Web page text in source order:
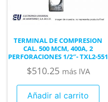
TERMINAL DE COMPRESION
CAL. 500 MCM, 400A, 2
PERFORACIONES 1/2″- TXL2-551
$510.25 más IVA
Añadir al carrito